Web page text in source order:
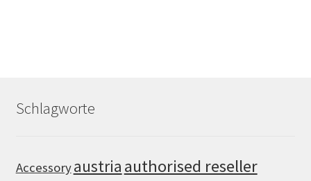
Schlagworte
Accessoryaustria authorised reseller